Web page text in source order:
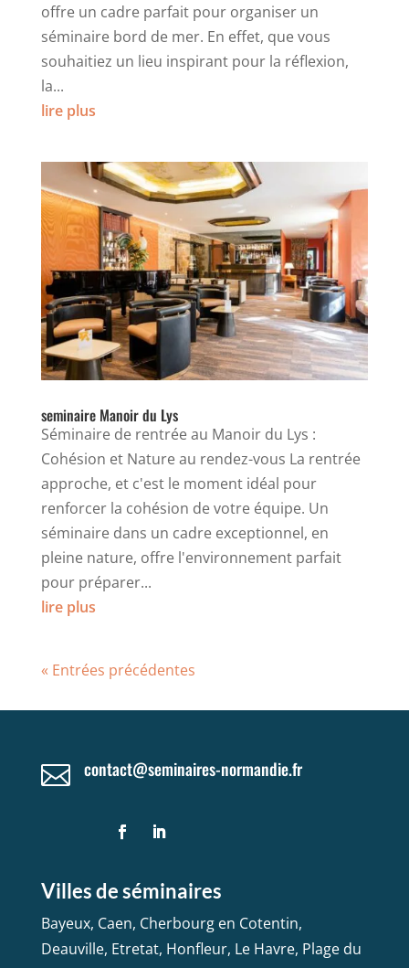
offre un cadre parfait pour organiser un
séminaire bord de mer. En effet, que vous
souhaitiez un lieu inspirant pour la réflexion,
la...
lire plus
seminaire Manoir du Lys
Séminaire de rentrée au Manoir du Lys :
Cohésion et Nature au rendez-vous La rentrée
approche, et c'est le moment idéal pour
renforcer la cohésion de votre équipe. Un
séminaire dans un cadre exceptionnel, en
pleine nature, offre l'environnement parfait
pour préparer...
lire plus
« Entrées précédentes
 contact@seminaires-normandie.fr
Villes de séminaires
Bayeux, Caen, Cherbourg en Cotentin,
Deauville, Etretat, Honfleur, Le Havre, Plage du